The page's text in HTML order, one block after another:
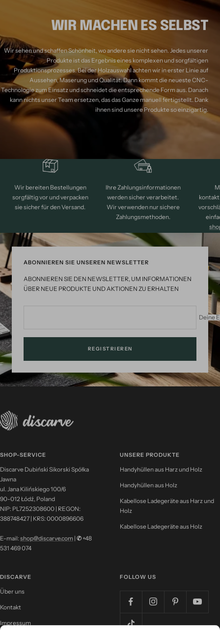
WIR MACHEN ES SELBST
Wir sehen und schaffen Schönheit, wo andere sie nicht sehen. Jedes unserer
Produkte ist das Ergebnis eines komplexen und sorgfältigen
Produktionsprozesses. Bei der Holzauswahl achten wir in erster Linie auf
Aussehen, Maserung und Qualität. Dann kommt die neueste CNC-
Technologie zum Einsatz und schneidet die entsprechende Form aus. Danach
kann nichts unser Team ersetzen, das das Ganze manuell fertigstellt. Dank
ihnen sind unsere Produkte so einzigartig.
Wir bereiten Bestellungen
sorgfältig vor und verpacken
sie sicher für den Versand.
Ihre Zahlungsinformationen
werden sicher verarbeitet.
Wir verwenden nur sichere
Zahlungsmethoden.
ABONNIEREN SIE UNSEREN NEWSLETTER
ABONNIEREN SIE DEN NEWSLETTER, UM INFORMATIONEN
ÜBER NEUE PRODUKTE UND AKTIONEN ZU ERHALTEN
Deine
REGISTRIEREN
SHOP-SERVICE
Discarve Dubiński Sikorski Spółka
Jawna
ul. Jana Kilińskiego 100/6
90-012 Łódź, Poland
NIP: PL7252308600 | REGON:
388748427 | KRS: 0000896606
E-mail: shop@discarve.com | ✆+48
531 469 074
UNSERE PRODUKTE
Handyhüllen aus Harz und Holz
Handyhüllen aus Holz
Kabellose Ladegeräte aus Harz und
Holz
Kabellose Ladegeräte aus Holz
DISCARVE
Über uns
Kontakt
Impressum
FOLLOW US